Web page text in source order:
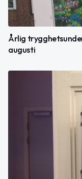
Årlig
augusti